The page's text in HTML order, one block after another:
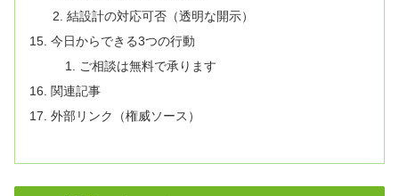
結設計の対応可否（透明な開示）
今日からできる3つの行動
ご相談は無料で承ります
関連記事
外部リンク（権威ソース）